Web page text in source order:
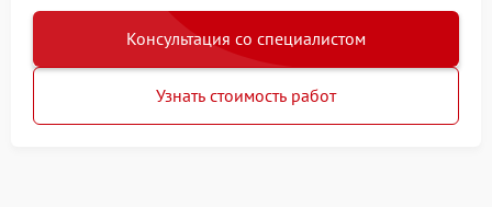
Консультация со специалистом
Узнать стоимость работ